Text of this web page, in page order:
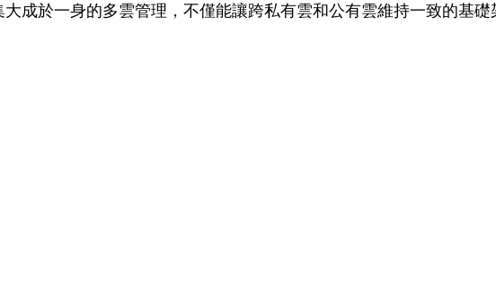
成於一身的多雲管理，不僅能讓跨私有雲和公有雲維持一致的基礎